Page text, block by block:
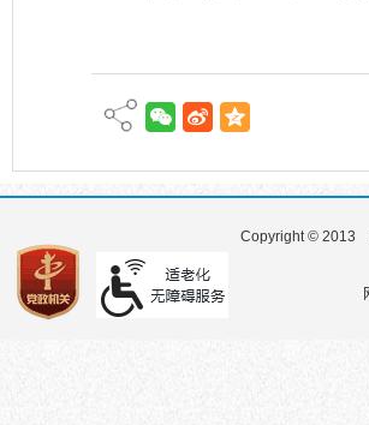
Copyright © 2013